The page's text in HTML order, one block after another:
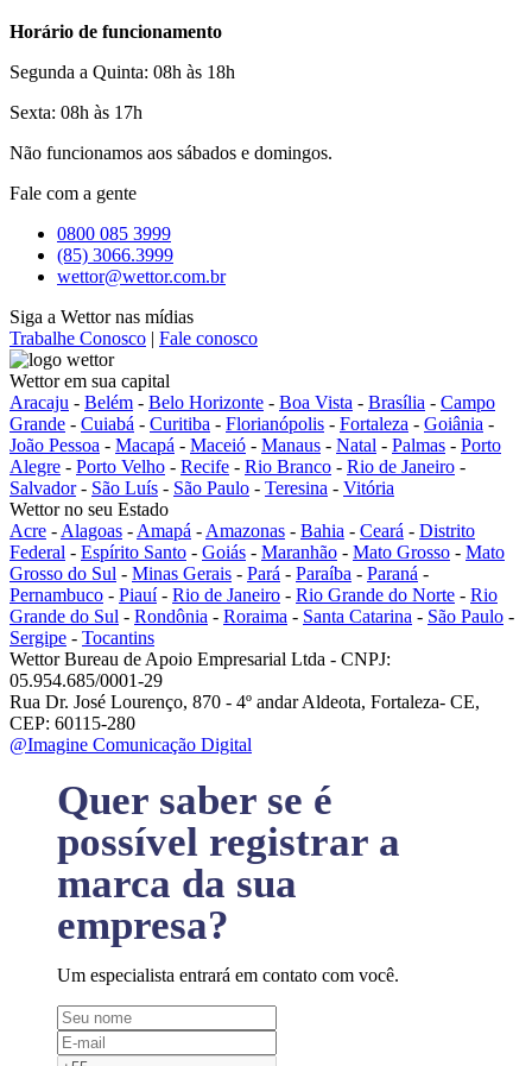
Horário de funcionamento
Segunda a Quinta: 08h às 18h
Sexta: 08h às 17h
Não funcionamos aos sábados e domingos.
Fale com a gente
0800 085 3999
(85) 3066.3999
wettor@wettor.com.br
Siga a Wettor nas mídias
Trabalhe Conosco | Fale conosco
Wettor em sua capital
Aracaju - Belém - Belo Horizonte - Boa Vista - Brasília - Campo
Grande - Cuiabá - Curitiba - Florianópolis - Fortaleza - Goiânia -
João Pessoa - Macapá - Maceió - Manaus - Natal - Palmas - Porto
Alegre - Porto Velho - Recife - Rio Branco - Rio de Janeiro -
Salvador- São Luís - São Paulo - Teresina - Vitória
Wettor no seu Estado
Acre - Alagoas - Amapá - Amazonas - Bahia - Ceará - Distrito
Federal - Espírito Santo - Goiás - Maranhão - Mato Grosso - Mato
Grosso do Sul - Minas Gerais - Pará - Paraíba - Paraná -
Pernambuco - Piauí- Rio de Janeiro - Rio Grande do Norte - Rio
Grande do Sul - Rondônia - Roraima - Santa Catarina - São Paulo -
Sergipe - Tocantins
Wettor Bureau de Apoio Empresarial Ltda - CNPJ:
05.954.685/0001-29
Rua Dr. José Lourenço, 870 - 4º andar Aldeota, Fortaleza- CE,
CEP: 60115-280
@Imagine Comunicação Digital
Quer saber se é
possível registrar a
marca da sua
empresa?
Um especialista entrará em contato com você.